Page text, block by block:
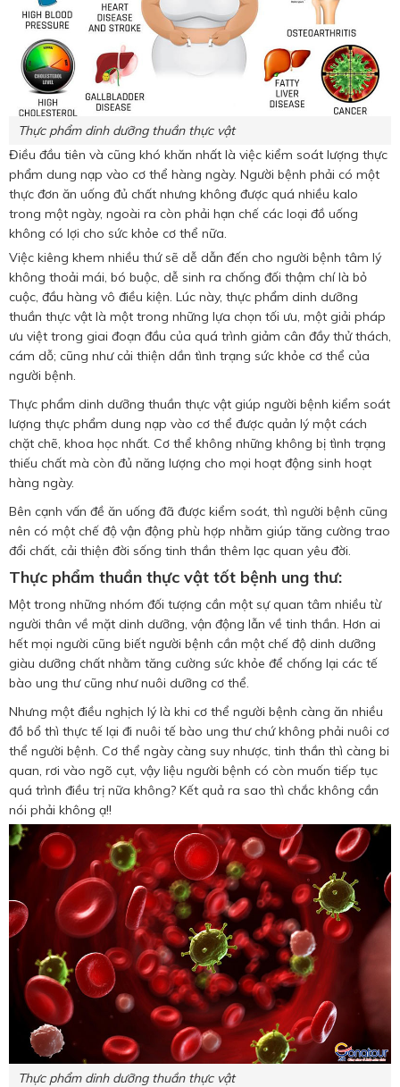
Thực phẩm dinh dưỡng thuần thực vật
Điều đầu tiên và cũng khó khăn nhất là việc kiểm soát lượng thực
phẩm dung nạp vào cơ thể hàng ngày. Người bệnh phải có một
thực đơn ăn uống đủ chất nhưng không được quá nhiều kalo
trong một ngày, ngoài ra còn phải hạn chế các loại đồ uống
không có lợi cho sức khỏe cơ thể nữa.
Việc kiêng khem nhiều thứ sẽ dễ dẫn đến cho người bệnh tâm lý
không thoải mái, bó buộc, dễ sinh ra chống đối thậm chí là bỏ
cuộc, đầu hàng vô điều kiện. Lúc này, thực phẩm dinh dưỡng
thuần thực vật là một trong những lựa chọn tối ưu, một giải pháp
ưu việt trong giai đoạn đầu của quá trình giảm cân đầy thử thách,
cám dỗ; cũng như cải thiện dần tình trạng sức khỏe cơ thể của
người bệnh.
Thực phẩm dinh dưỡng thuần thực vật giúp người bệnh kiểm soát
lượng thực phẩm dung nạp vào cơ thể được quản lý một cách
chặt chẽ, khoa học nhất. Cơ thể không những không bị tình trạng
thiếu chất mà còn đủ năng lượng cho mọi hoạt động sinh hoạt
hàng ngày.
Bên cạnh vấn đề ăn uống đã được kiểm soát, thì người bệnh cũng
nên có một chế độ vận động phù hợp nhằm giúp tăng cường trao
đổi chất, cải thiện đời sống tinh thần thêm lạc quan yêu đời.
Thực phẩm thuần thực vật tốt bệnh ung thư:
Một trong những nhóm đối tượng cần một sự quan tâm nhiều từ
người thân về mặt dinh dưỡng, vận động lẫn về tinh thần. Hơn ai
hết mọi người cũng biết người bệnh cần một chế độ dinh dưỡng
giàu dưỡng chất nhằm tăng cường sức khỏe để chống lại các tế
bào ung thư cũng như nuôi dưỡng cơ thể.
Nhưng một điều nghịch lý là khi cơ thể người bệnh càng ăn nhiều
đồ bổ thì thực tế lại đi nuôi tế bào ung thư chứ không phải nuôi cơ
thể người bệnh. Cơ thể ngày càng suy nhược, tinh thần thì càng bi
quan, rơi vào ngõ cụt, vậy liệu người bệnh có còn muốn tiếp tục
quá trình điều trị nữa không? Kết quả ra sao thì chắc không cần
nói phải không ạ!!
Thực phẩm dinh dưỡng thuần thực vật